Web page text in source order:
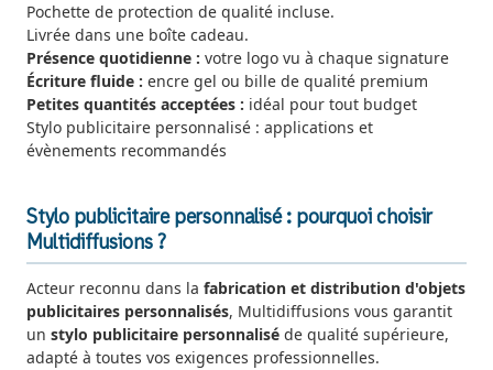
Pochette de protection de qualité incluse.
Livrée dans une boîte cadeau.
Présence quotidienne : votre logo vu à chaque signature
Écriture fluide : encre gel ou bille de qualité premium
Petites quantités acceptées : idéal pour tout budget
Stylo publicitaire personnalisé : applications et
évènements recommandés
Stylo publicitaire personnalisé : pourquoi choisir
Multidiffusions ?
Acteur reconnu dans la fabrication et distribution d'objets
publicitaires personnalisés, Multidiffusions vous garantit
un stylo publicitaire personnalisé de qualité supérieure,
adapté à toutes vos exigences professionnelles.